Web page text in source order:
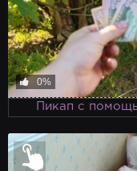
0%
Пикап с